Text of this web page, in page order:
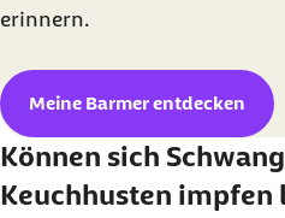
erinnern.
Meine Barmer entdecken
Können sich
Keuchhusten impfen